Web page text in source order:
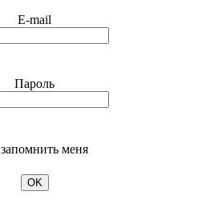
E-mail
Пароль
запомнить меня
OK